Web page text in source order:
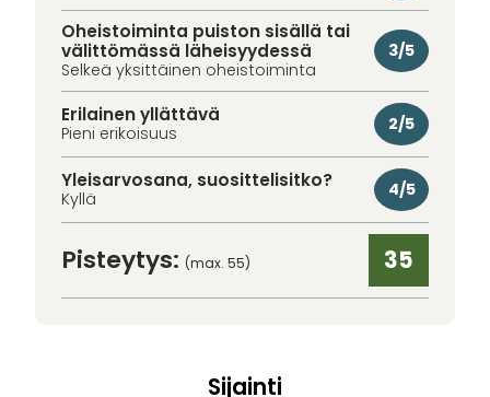
Oheistoiminta puiston sisällä tai
välittömässä läheisyydessä
Selkeä yksittäinen oheistoiminta
3/5
Erilainen yllättävä
Pieni erikoisuus 2/5
Yleisarvosana, suosittelisitko?
Kyllä 4/5
Pisteytys: (max. 55) 35
Sijainti